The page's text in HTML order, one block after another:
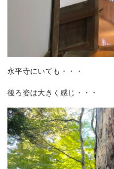
永平寺にいても・・・
後ろ姿は大きく感じ・・・